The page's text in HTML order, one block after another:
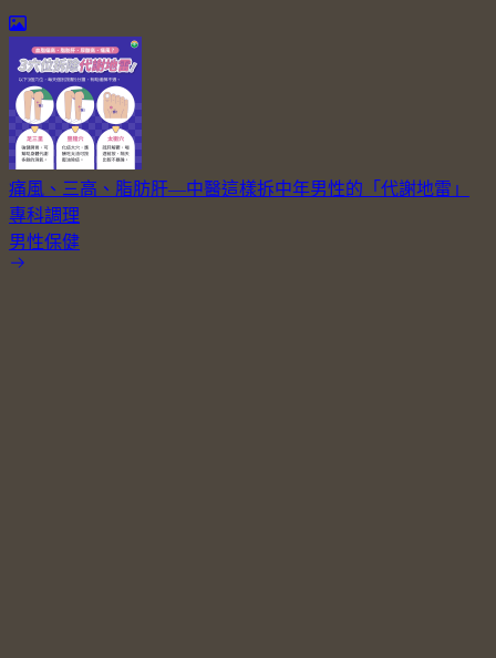
痛風、三高、脂肪肝—中醫這樣拆中年男性的「代謝地雷」
專科調理
男性保健